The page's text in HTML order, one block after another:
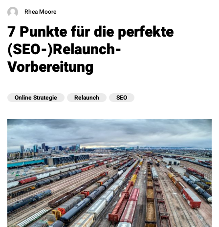
Rhea Moore
7 Punkte für die perfekte
(SEO-)Relaunch-
Vorbereitung
Online Strategie Relaunch SEO